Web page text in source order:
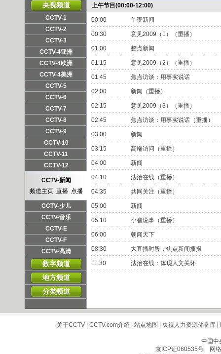
央视频道
CCTV-1
频道主页 直播
CCTV-2
频道主页 直播
CCTV-3
频道主页 直播 点播
CCTV-4亚洲
频道主页 直播 点播
CCTV-4欧洲
频道主页 直播 点播
CCTV-4美洲
频道主页 直播
CCTV-5
频道主页 直播
CCTV-6
频道主页 直播
CCTV-7
频道主页 直播
CCTV-8
频道主页 直播
CCTV-9
频道主页 直播
CCTV-10
频道主页 直播
CCTV-11
频道主页 直播
CCTV-12
直播 点播
CCTV-新闻
频道主页 直播 点播
CCTV-少儿
频道主页 直播 点播
CCTV-音乐
频道主页 直播
CCTV-E
频道主页 直播
CCTV-F
频道主页 直播 点播
CCTV-高清
频道主页 直播 点播
数字频道
地方频道
分类频道
上午节目(00:00-12:00)
00:00 午夜新闻
00:30 意见2009（1）（重播）
01:00 整点新闻
01:15 意见2009（2）（重播）
01:45 焦点访谈：用事实说话
02:00 新闻（重播）
02:15 意见2009（3）（重播）
02:45 焦点访谈：用事实说话（重播）
03:00 新闻
03:15 高端访问（重播）
04:00 新闻
04:10 法治在线（重播）
04:35 共同关注（重播）
05:00 新闻
05:10 小崔说事（重播）
06:00 朝闻天下
08:30 大直播时段：焦点新闻播报
11:30 法治在线：体现人文关怀
关于CCTV| CCTV.com介绍 | 站点地图 | 央视人力资源储备库|
中国中
京ICP证060535号网络